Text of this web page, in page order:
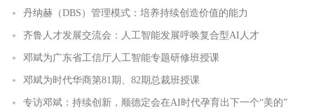
丹纳赫（DBS）管理模式：培养持续创造价值的能力
齐鲁人才发展交流会：人工智能发展呼唤复合型AI人才
邓斌为广东省工信厅人工智能专题研修班授课
邓斌为时代华商第81期、82期总裁班授课
专访邓斌：持续创新，顺德定会在AI时代孕育出下一个“美的”